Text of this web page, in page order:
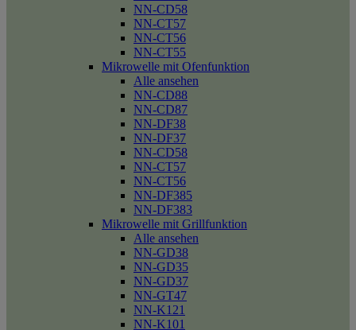
NN-CD58
NN-CT57
NN-CT56
NN-CT55
Mikrowelle mit Ofenfunktion
Alle ansehen
NN-CD88
NN-CD87
NN-DF38
NN-DF37
NN-CD58
NN-CT57
NN-CT56
NN-DF385
NN-DF383
Mikrowelle mit Grillfunktion
Alle ansehen
NN-GD38
NN-GD35
NN-GD37
NN-GT47
NN-K121
NN-K101